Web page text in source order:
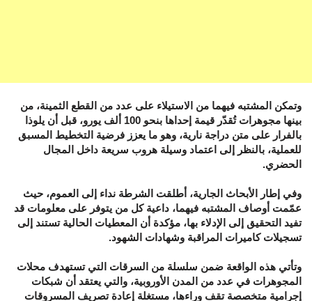
وتمكن المشتبه فيهما من الاستيلاء على عدد من القطع الثمينة، من
بينها مجوهرات تُقدّر قيمة إحداها بنحو 100 ألف يورو، قبل أن يلوذا
بالفرار على متن دراجة نارية، وهو ما يعزز فرضية التخطيط المسبق
للعملية، بالنظر إلى اعتماد وسيلة هروب سريعة داخل المجال
الحضري.
وفي إطار الأبحاث الجارية، أطلقت الشرطة نداء إلى العموم، حيث
عمّمت أوصاف المشتبه فيهما، داعية كل من يتوفر على معلومات قد
تفيد التحقيق إلى الإدلاء بها، مؤكدة أن المعطيات الحالية تستند إلى
تسجيلات كاميرات المراقبة وشهادات الشهود.
وتأتي هذه الواقعة ضمن سلسلة من السرقات التي تستهدف محلات
المجوهرات في عدد من المدن الأوروبية، والتي يعتقد أن شبكات
إجرامية متخصصة تقف وراءها، مستغلة إعادة تصريف المسروقات